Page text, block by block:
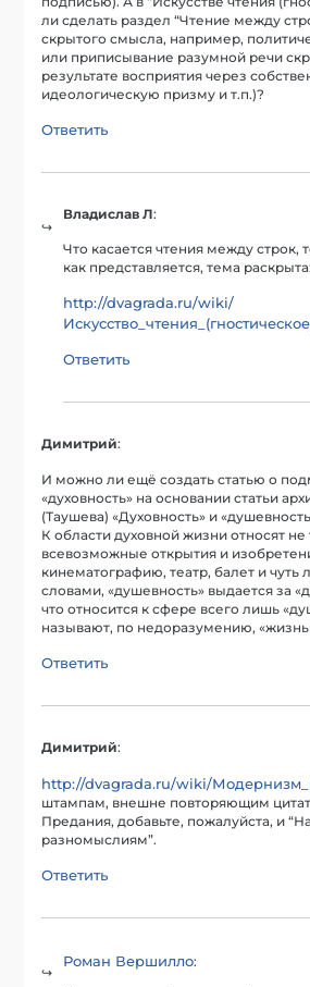
ли сделать раздел “Чтение между
скрытого смысла, например,
или приписывание разумной речи
результате восприятия через
идеологическую призму и т.п.)?
Ответить
Владислав Л:
Что касается чтения между
как представляется, тема раскрыта:
http://dvagrada.ru/wiki/
Ответить
Димитрий:
И можно ли ещё создать статью о
«духовность» на основании статьи
(Таушева) «Духовность» и
К области духовной жизни относят не
всевозможные открытия и
кинематографию, театр, балет и
словами, «душевность» выдается за
что относится к сфере всего лишь
называют, по недоразумению,
Ответить
Димитрий:
http://dvagrada.ru/wiki/
штампам, внешне повторяющим
Предания, добавьте, пожалуйста, и
разномыслиям”.
Ответить
Роман Вершилло: